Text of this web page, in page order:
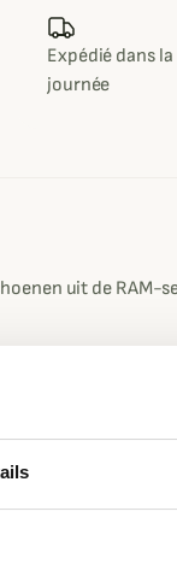
Expédié dans la
journée
uit de RAM-
dat licht,
3M™